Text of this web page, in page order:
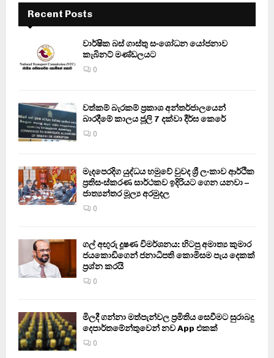
Recent Posts
වාර්ෂික බස් ගාස්තු සංශෝධන යෝජනාව
කැබිනට් මණ්ඩලයට
0
වත්කම් බැරකම් ප්‍රකාශ අන්තර්ජාලයෙන්
බාරදීමේ කාලය ජූලි 7 දක්වා දීර්ඝ කෙරේ
0
මැදපෙරදිග යුද්ධය හමුවේ වුවද ශ්‍රී ලංකාව ආර්ථික
ප්‍රතිසංස්කරණ සාර්ථකව ඉදිරියට ගෙන යනවා –
ජාත්‍යන්තර මූල්‍ය අරමුදල
0
ගල් අඟුරු දූෂණ විමර්ශනය: හිටපු අමාත්‍ය කුමාර
ජයකොඩිගෙන් ජනාධිපති කොමිසම පැය දෙකක්
ප්‍රශ්න කරයි
0
මිලදී ගන්නා මත්පැන්වල ප්‍රමිතිය සෙවීමට සුරාබදු
දෙපාර්තමේන්තුවෙන් නව App එකක්
0